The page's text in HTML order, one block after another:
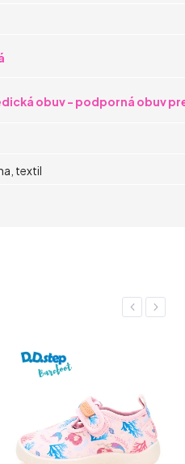
obuv - podporná obuv
textil
Previous
Next